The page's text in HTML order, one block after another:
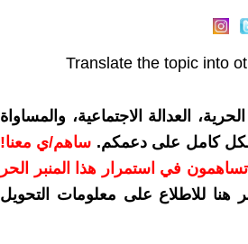
Translate the topic into
العدالة الاجتماعية، والمساواة
بشكل كامل على دعمكم. ساهم/ي معنا!
تساهمون في استمرار هذا المنبر الحر
هنا للاطلاع على معلومات التحويل